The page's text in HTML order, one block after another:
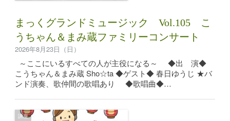
まっくグランドミュージック Vol.105 こ
うちゃん＆まみ蔵ファミリーコンサート
2026年8月23日（日）
～ここにいるすべての人が主役になる～ ◆出 演◆
こうちゃん＆まみ蔵 Sho☆ta ◆ゲスト◆ 春日ゆうじ ★バ
ンド演奏、歌仲間の歌唱あり ◆歌唱曲◆…
講座